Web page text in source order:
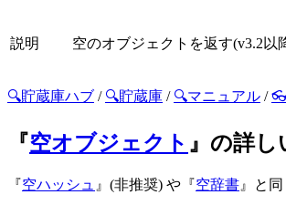
説明 空のオブジェクトを返す(v3.2以
🔍貯蔵庫ハブ / 🔍貯蔵庫 / 🔍マニュアル /
『空オブジェクト 』の詳し
『空ハッシュ 』(非推奨) や『空辞書 』と同